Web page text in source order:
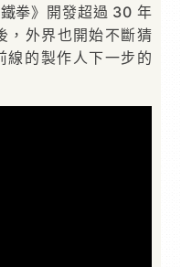
拳》開發超過 30 年
，外界也開始不斷猜
線的製作人下一步的